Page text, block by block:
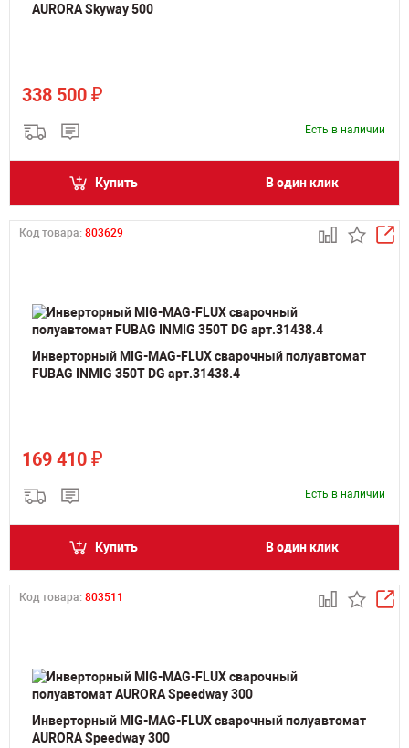
AURORA Skyway 500
338 500 ₽
Есть в наличии
Купить В один клик
Код товара: 803629
Инверторный MIG-MAG-FLUX сварочный полуавтомат
FUBAG INMIG 350T DG арт.31438.4
169 410 ₽
Есть в наличии
Купить В один клик
Код товара: 803511
Инверторный MIG-MAG-FLUX сварочный полуавтомат
AURORA Speedway 300